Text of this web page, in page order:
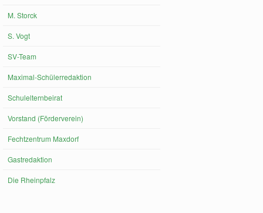
M. Storck
S. Vogt
SV-Team
Maximal-Schülerredaktion
Schulelternbeirat
Vorstand (Förderverein)
Fechtzentrum Maxdorf
Gastredaktion
Die Rheinpfalz